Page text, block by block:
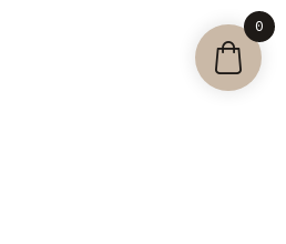
0